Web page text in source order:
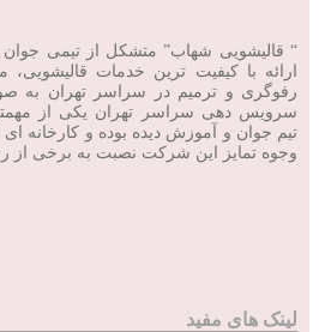
“ قالیشویی شهاب” متشکل از تیمی جوان
ارائه با کیفیت ترین خدمات
رفوگری و ترمیم در سراسر تهران به
سرویس دهی سراسر تهران یکی از
تیم جوان و آموزش دیده بوده و کارخانه
وجوه تمایز این شرکت نصبت به برخی از
لینک های مفید